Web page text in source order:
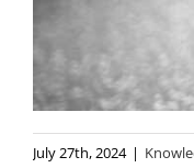
July 27th, 2024 |